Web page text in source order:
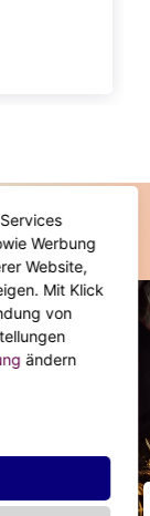
Werbung
Website,
Mit Klick
von
ändern